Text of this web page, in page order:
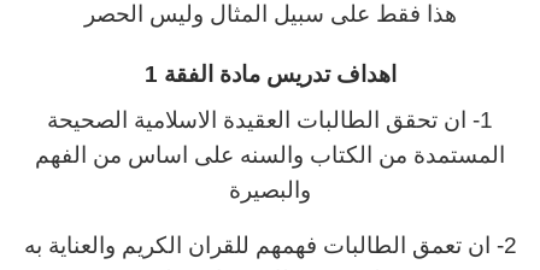
هذا فقط على سبيل المثال وليس الحصر
اهداف تدريس مادة الفقة 1
1- ان تحقق الطالبات العقيدة الاسلامية الصحيحة
المستمدة من الكتاب والسنه على اساس من الفهم
والبصيرة
2- ان تعمق الطالبات فهمهم للقران الكريم والعناية به